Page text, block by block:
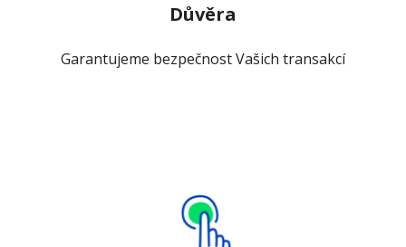
Důvěra
Garantujeme bezpečnost Vašich transakcí